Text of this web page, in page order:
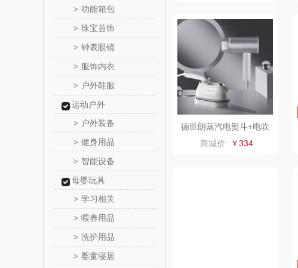
> 功能箱包
> 珠宝首饰
> 钟表眼镜
> 服饰内衣
> 户外鞋服
运动户外
> 户外装备
> 健身用品
> 智能设备
母婴玩具
> 学习相关
> 喂养用品
> 洗护用品
> 婴童寝居
五芳斋
皇家粮仓
尹谜
荣事达（品牌方）
德世朗蒸汽电熨斗+电吹
风DDQ-TZ05
商城价: ￥334